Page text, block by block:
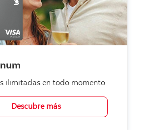
ilimitadas en todo momento
Descubre más